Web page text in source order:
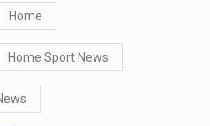
Home
Home Sport News